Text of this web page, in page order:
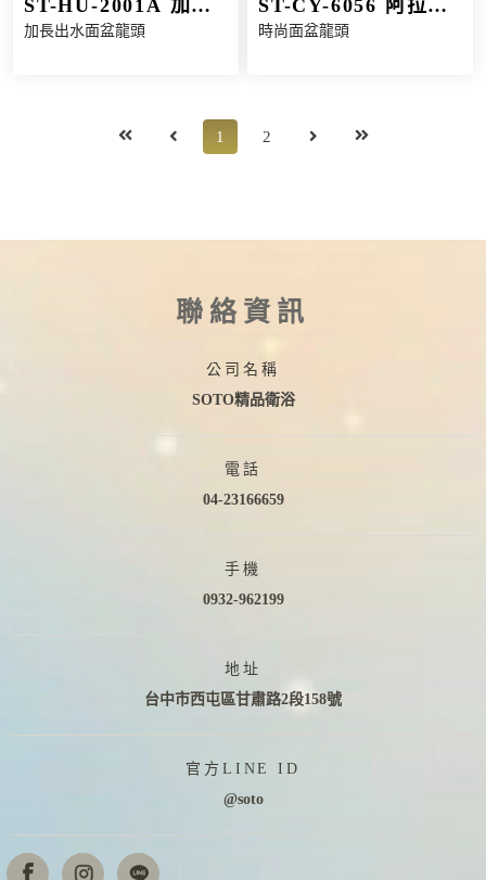
ST-HU-2001A 加長
出水面盆龍頭
加長出水面盆龍頭
ST-CY-6056 阿拉丁
阿拉伯風時尚面盆龍
時尚面盆龍頭
1 2
聯絡資訊
公司名稱
SOTO精品衛浴
電話
04-23166659
手機
0932-962199
地址
台中市西屯區甘肅路2段158號
官方LINE ID
@soto